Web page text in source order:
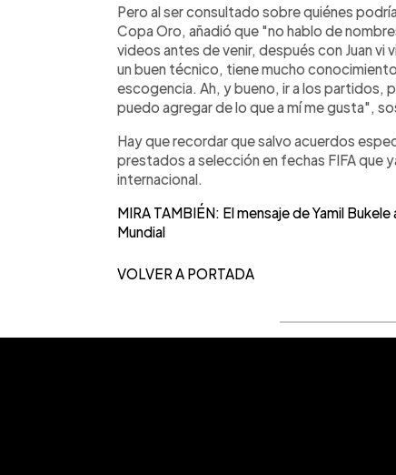
Pero al ser consultado sobre quiénes
Copa Oro, añadió que "no hablo de
videos antes de venir, después con Juan
un buen técnico, tiene mucho
escogencia. Ah, y bueno, ir a los partidos,
puedo agregar de lo que a mí me gusta",
Hay que recordar que salvo acuerdos
prestados a selección en fechas FIFA que
internacional.
MIRA TAMBIÉN: El mensaje de Yamil
Mundial
VOLVER A PORTADA